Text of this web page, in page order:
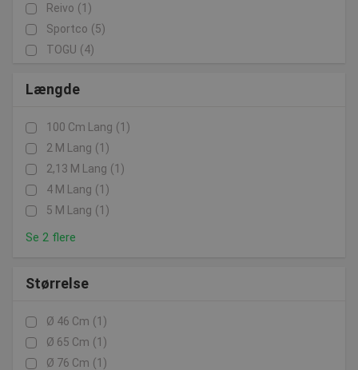
Reivo (1)
Sportco (5)
TOGU (4)
Længde
100 Cm Lang (1)
2 M Lang (1)
2,13 M Lang (1)
4 M Lang (1)
5 M Lang (1)
Se 2 flere
Størrelse
Ø 46 Cm (1)
Ø 65 Cm (1)
Ø 76 Cm (1)